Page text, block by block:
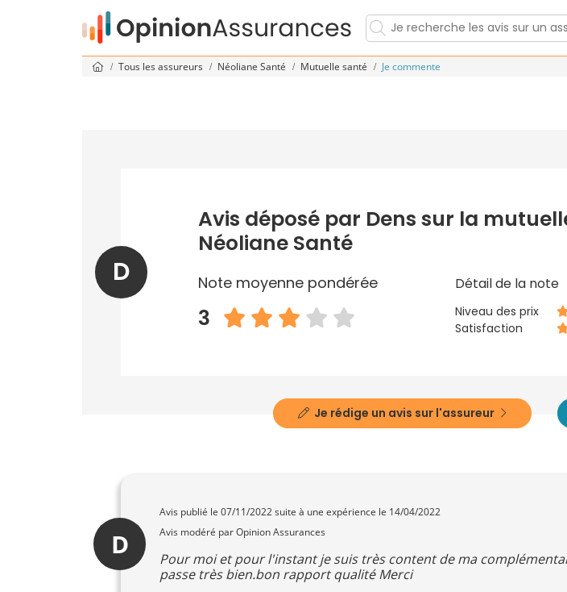
Tous les assureurs Néoliane Santé Mutuelle santé Je commente
D
Avis déposé par Dens sur la
Néoliane Santé
Note moyenne pondérée
3
Détail de la note
Niveau des prix
Satisfaction
Je rédige un avis sur l'assureur
D
Avis publié le 07/11/2022suite à une expérience le 14/04/2022
Avis modéré par Opinion Assurances
Pour moi et pour l'instant je suis très content de ma
passe très bien.bon rapport qualité Merci